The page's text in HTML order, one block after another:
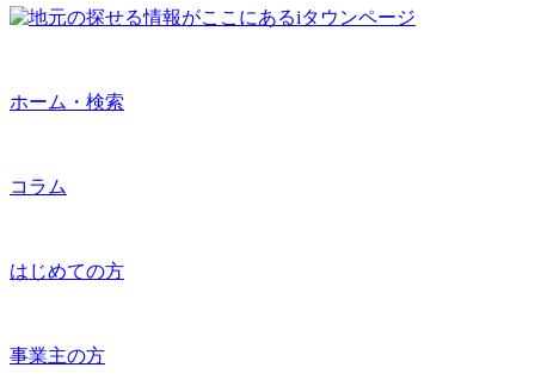
ホーム・検索
コラム
はじめての方
事業主の方